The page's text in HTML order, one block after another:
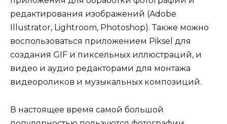
редактирования изображений (Adobe
Illustrator, Lightroom, Photoshop). Также можно
воспользоваться приложением Piksel для
создания GIF и пиксельных иллюстраций, и
видео и аудио редакторами для монтажа
видеороликов и музыкальных композиций.
В настоящее время самой большой